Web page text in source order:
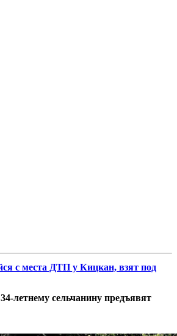
с места ДТП у Кицкан, взят под
летнему сельчанину предъявят